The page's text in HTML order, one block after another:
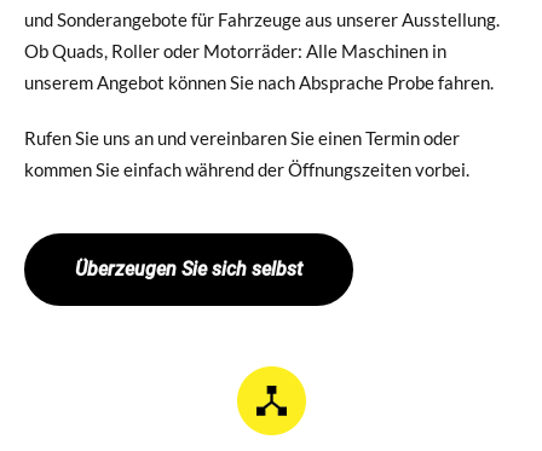
und Sonderangebote für Fahrzeuge aus unserer Ausstellung.
Ob Quads, Roller oder Motorräder: Alle Maschinen in
unserem Angebot können Sie nach Absprache Probe fahren.
Rufen Sie uns an und vereinbaren Sie einen Termin oder
kommen Sie einfach während der Öffnungszeiten vorbei.
Überzeugen Sie sich selbst